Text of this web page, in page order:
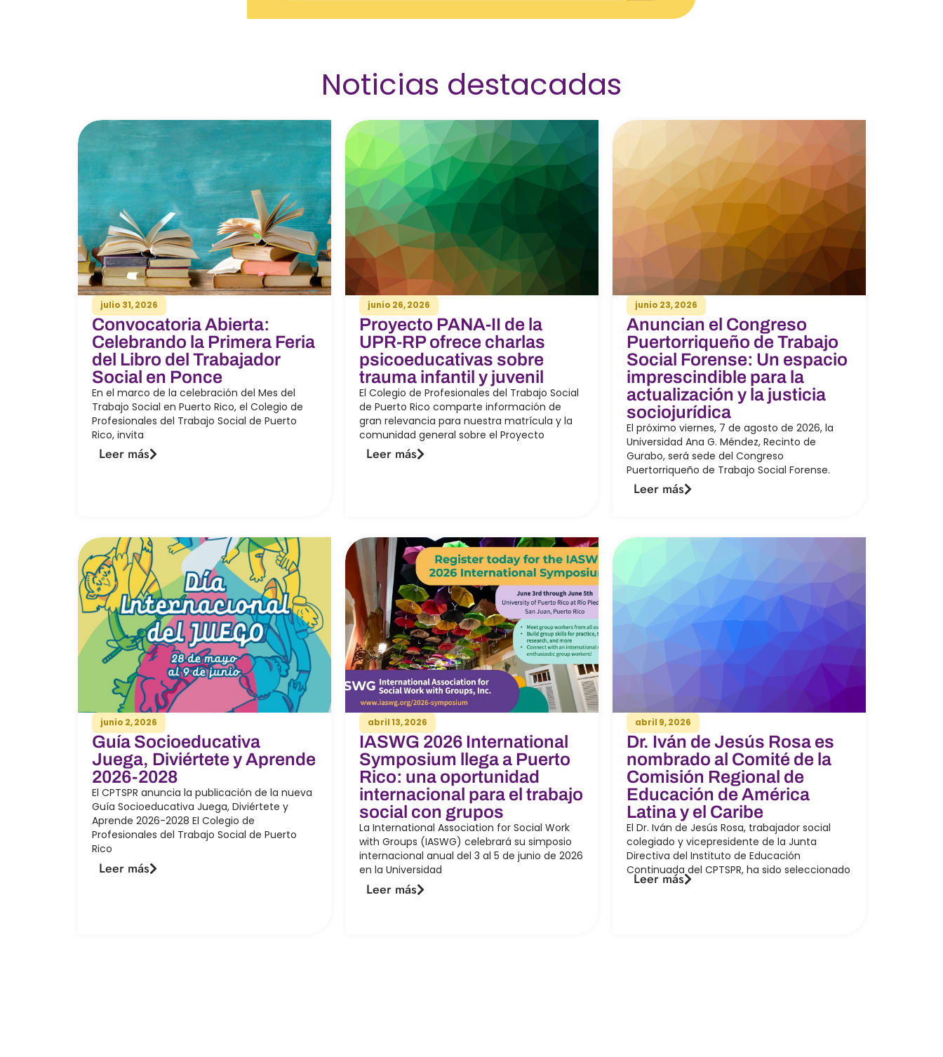
Noticias destacadas
julio 31, 2026
Convocatoria Abierta:
Celebrando la Primera Feria
del Libro del Trabajador
Social en Ponce
En el marco de la celebración del Mes del
Trabajo Social en Puerto Rico, el Colegio de
Profesionales del Trabajo Social de Puerto
Rico, invita
Leer más
junio 26, 2026
Proyecto PANA-II de la
UPR-RP ofrece charlas
psicoeducativas sobre
trauma infantil y juvenil
El Colegio de Profesionales del Trabajo Social
de Puerto Rico comparte información de
gran relevancia para nuestra matrícula y la
comunidad general sobre el Proyecto
Leer más
junio 23, 2026
Anuncian el Congreso
Puertorriqueño de Trabajo
Social Forense: Un espacio
imprescindible para la
actualización y la justicia
sociojurídica
El próximo viernes, 7 de agosto de 2026, la
Universidad Ana G. Méndez, Recinto de
Gurabo, será sede del Congreso
Puertorriqueño de Trabajo Social Forense.
Leer más
junio 2, 2026
Guía Socioeducativa
Juega, Diviértete y Aprende
2026-2028
El CPTSPR anuncia la publicación de la nueva
Guía Socioeducativa Juega, Diviértete y
Aprende 2026-2028 El Colegio de
Profesionales del Trabajo Social de Puerto
Rico
Leer más
abril 13, 2026
IASWG 2026 International
Symposium llega a Puerto
Rico: una oportunidad
internacional para el trabajo
social con grupos
La International Association for Social Work
with Groups (IASWG) celebrará su simposio
internacional anual del 3 al 5 de junio de 2026
en la Universidad
Leer más
abril 9, 2026
Dr. Iván de Jesús Rosa es
nombrado al Comité de la
Comisión Regional de
Educación de América
Latina y el Caribe
El Dr. Iván de Jesús Rosa, trabajador social
colegiado y vicepresidente de la Junta
Directiva del Instituto de Educación
Continuada del CPTSPR, ha sido seleccionado
Leer más